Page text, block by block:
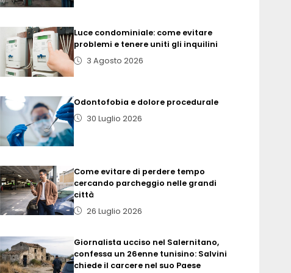
Luce condominiale: come evitare
problemi e tenere uniti gli inquilini
3 Agosto 2026
Odontofobia e dolore procedurale
30 Luglio 2026
Come evitare di perdere tempo
cercando parcheggio nelle grandi
città
26 Luglio 2026
Giornalista ucciso nel Salernitano,
confessa un 26enne tunisino: Salvini
chiede il carcere nel suo Paese